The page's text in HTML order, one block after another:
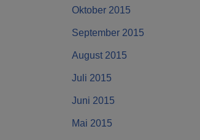
Oktober 2015
September 2015
August 2015
Juli 2015
Juni 2015
Mai 2015